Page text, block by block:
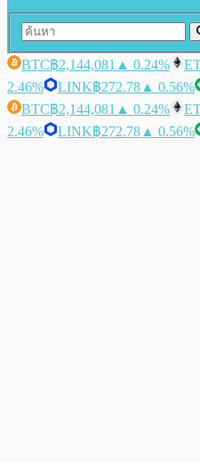
BTC฿2,144,081 ▲ 0.24%
2.46%
LINK฿272.78 ▲ 0.56%
BTC฿2,144,081 ▲ 0.24%
2.46%
LINK฿272.78 ▲ 0.56%